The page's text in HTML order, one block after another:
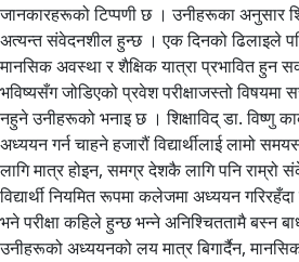
जानकारहरूको टिप्पणी छ । उनीहरूका अनुसार
अत्यन्त संवेदनशील हुन्छ । एक दिनको ढिलाइले
मानसिक अवस्था र शैक्षिक यात्रा प्रभावित हुन
भविष्यसँग जोडिएको प्रवेश परीक्षाजस्तो विषयमा
नहुने उनीहरूको भनाइ छ । शिक्षाविद् डा. विष्णु
अध्ययन गर्न चाहने हजारौं विद्यार्थीलाई लामो
लागि मात्र होइन, समग्र देशकै लागि पनि
विद्यार्थी नियमित रूपमा कलेजमा अध्ययन गरिरहँदा
भने परीक्षा कहिले हुन्छ भन्ने अनिश्चिततामै बस्न
उनीहरूको अध्ययनको लय मात्र बिगार्दैन,